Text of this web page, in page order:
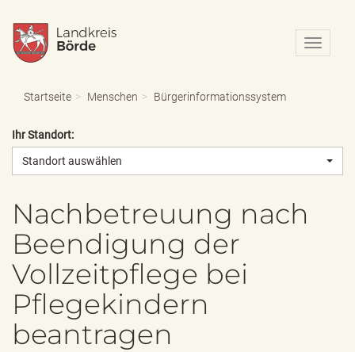
N
a
o
Startseite Menschen Bürgerinformationssystem
Ihr Standort:
Standort auswählen
Nachbetreuung nach
Beendigung der
Vollzeitpflege bei
Pflegekindern
beantragen